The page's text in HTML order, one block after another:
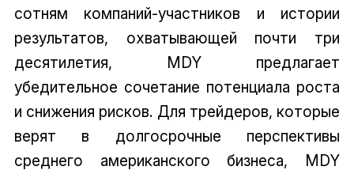
сотням компаний-участников и истории
результатов, охватывающей почти три
десятилетия, MDY предлагает
убедительное сочетание потенциала роста
и снижения рисков. Для трейдеров, которые
верят в долгосрочные перспективы
среднего американского бизнеса, MDY